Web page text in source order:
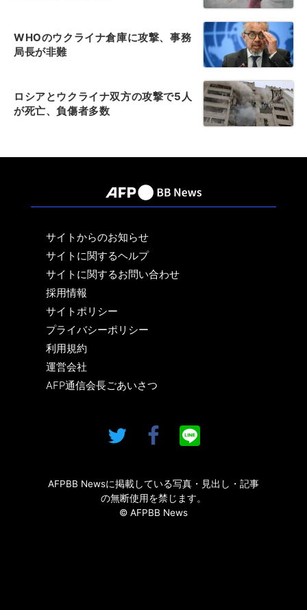
WHOのウクライナ倉庫に攻撃、事務
局長が非難
ロシアとウクライナ双方の攻撃で5人
が死亡、負傷者多数
サイトからのお知らせ
サイトに関するヘルプ
サイトに関するお問い合わせ
採用情報
サイトポリシー
プライバシーポリシー
利用規約
運営会社
AFP通信会長ごあいさつ
AFPBB Newsに掲載している写真・見出し・記事
の無断使用を禁じます。
© AFPBB News